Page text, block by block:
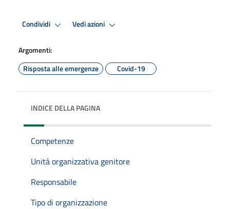
Condividi Vedi azioni
Argomenti:
Risposta alle emergenze
Covid-19
INDICE DELLA PAGINA
Competenze
Unità organizzativa genitore
Responsabile
Tipo di organizzazione